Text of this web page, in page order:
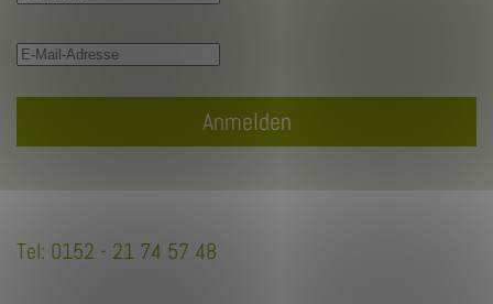
Anmelden
Tel: 0152 - 21 74 57 48